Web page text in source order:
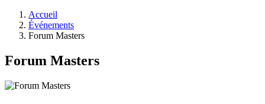
d'Ariane
Accueil
Événements
Forum Masters
Forum Masters